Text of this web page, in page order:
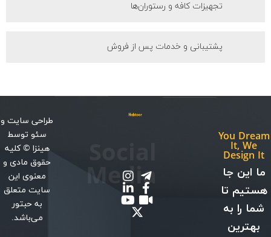
تجهیزات کافه و رستوران‌ها
پشتیبانی و خدمات پس از فروش
You Dream
It, We
Design It
ما این جا
هستیم تا
شما را به
بهترین
Media
طراحی سایتو
سئوتوسط
هینزا © کلیه
حقوق مادی و
معنوی این
سایت متعلق
به حبتور
می‌باشد.